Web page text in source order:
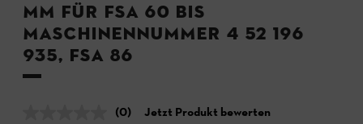
mm für FSA 60 bis
Maschinennummer 4 52 196
935, FSA 86
(0) Jetzt Produkt bewerten